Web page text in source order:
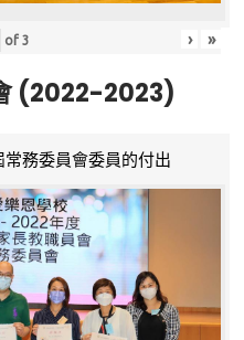
of3 › »
(2022-2023)
務委員會委員的付出